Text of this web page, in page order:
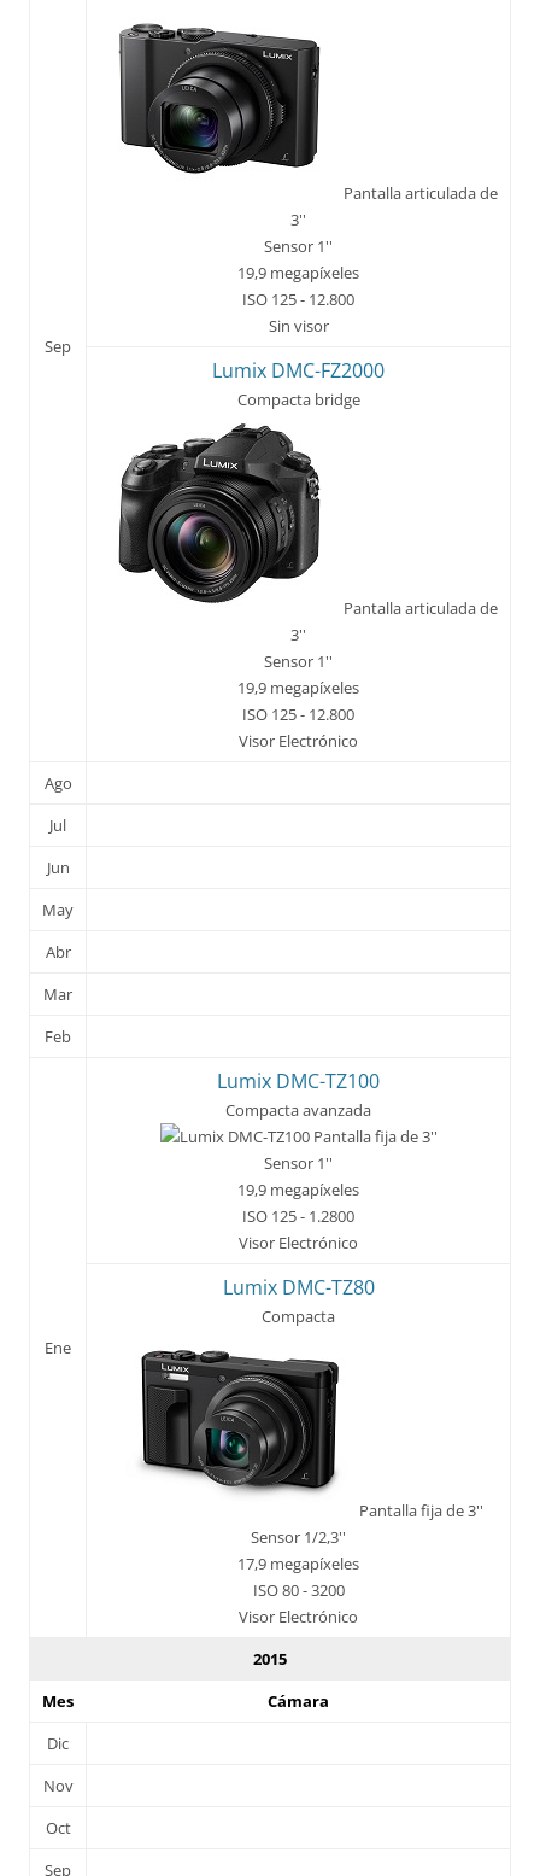
Sep
Pantalla articulada de
3''
Sensor 1''
19,9 megapíxeles
ISO 125 - 12.800
Sin visor
Lumix DMC-FZ2000
Compacta bridge
Pantalla articulada de
3''
Sensor 1''
19,9 megapíxeles
ISO 125 - 12.800
Visor Electrónico
Ago
Jul
Jun
May
Abr
Mar
Feb
Ene
Lumix DMC-TZ100
Compacta avanzada
Pantalla fija de 3''
Sensor 1''
19,9 megapíxeles
ISO 125 - 1.2800
Visor Electrónico
Lumix DMC-TZ80
Compacta
Pantalla fija de 3''
Sensor 1/2,3''
17,9 megapíxeles
ISO 80 - 3200
Visor Electrónico
2015
Mes
Cámara
Dic
Nov
Oct
Sep